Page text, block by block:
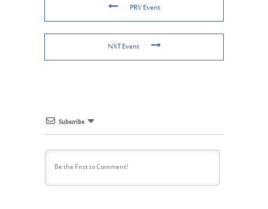
PRV Event
NXT Event
Subscribe